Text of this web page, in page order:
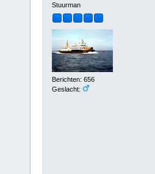
Stuurman
Berichten: 656
Geslacht: